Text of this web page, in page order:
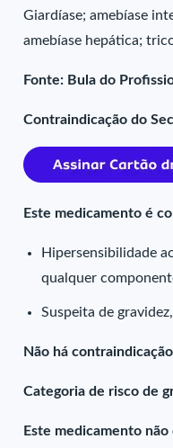
Giardíase; amebíase
amebíase hepática;
Fonte: Bula do
Contraindicação do
Este medicamento é
Hipersensibilidade
qualquer
Suspeita de
Não há
Categoria de risco de
Este medicamento